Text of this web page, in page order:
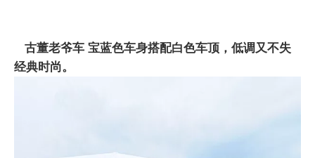
古董老爷车 宝蓝色车身搭配白色车顶，低调又不失
经典时尚。